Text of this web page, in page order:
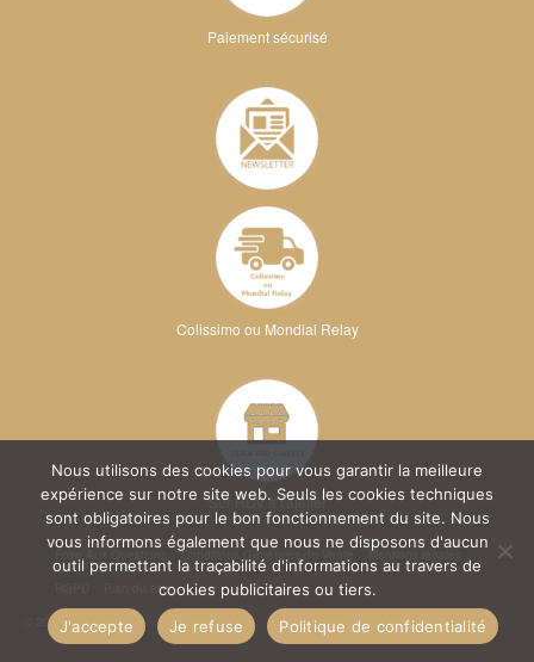
Paiement sécurisé
Colissimo ou Mondial Relay
Sur RDV à l'atelier
Conditions Générales de Vente
Mentions légales
Plan du site
© 2026 Kréa Broderie
Nous utilisons des cookies pour vous garantir la meilleure
expérience sur notre site web. Seuls les cookies techniques
sont obligatoires pour le bon fonctionnement du site. Nous
vous informons également que nous ne disposons d'aucun
outil permettant la traçabilité d'informations au travers de
cookies publicitaires ou tiers.
J'accepte
Je refuse Politique de confidentialité